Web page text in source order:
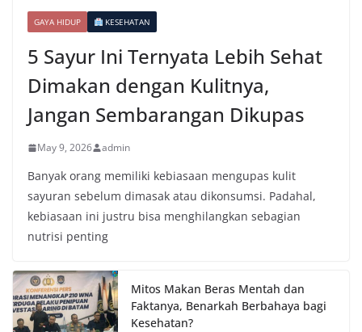
GAYA HIDUP KESEHATAN
5 Sayur Ini Ternyata Lebih Sehat
Dimakan dengan Kulitnya,
Jangan Sembarangan Dikupas
May 9, 2026 admin
Banyak orang memiliki kebiasaan mengupas kulit
sayuran sebelum dimasak atau dikonsumsi. Padahal,
kebiasaan ini justru bisa menghilangkan sebagian
nutrisi penting
Mitos Makan Beras Mentah dan
Faktanya, Benarkah Berbahaya bagi
Kesehatan?